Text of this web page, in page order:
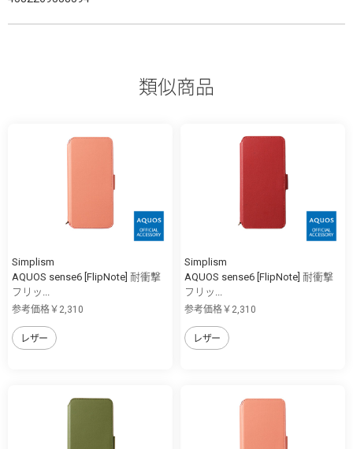
類似商品
Simplism
AQUOS sense6 [FlipNote] 耐衝撃
フリッ...
参考価格￥2,310
レザー
Simplism
AQUOS sense6 [FlipNote] 耐衝撃
フリッ...
参考価格￥2,310
レザー